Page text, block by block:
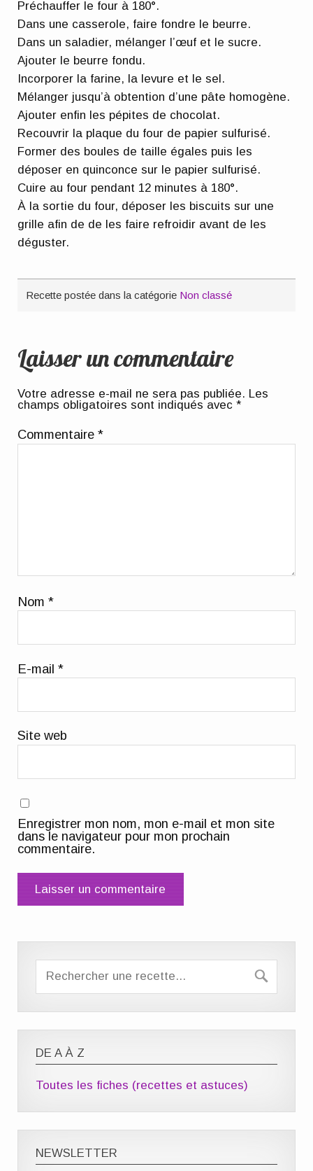
Préchauffer le four à 180°.
Dans une casserole, faire fondre le beurre.
Dans un saladier, mélanger l’œuf et le sucre.
Ajouter le beurre fondu.
Incorporer la farine, la levure et le sel.
Mélanger jusqu’à obtention d’une pâte homogène.
Ajouter enfin les pépites de chocolat.
Recouvrir la plaque du four de papier sulfurisé.
Former des boules de taille égales puis les
déposer en quinconce sur le papier sulfurisé.
Cuire au four pendant 12 minutes à 180°.
À la sortie du four, déposer les biscuits sur une
grille afin de de les faire refroidir avant de les
déguster.
Recette postée dans la catégorie Non classé
Laisser un commentaire
Votre adresse e-mail ne sera pas publiée. Les
champs obligatoires sont indiqués avec*
Commentaire*
Nom*
E-mail*
Site web
Enregistrer mon nom, mon e-mail et mon site
dans le navigateur pour mon prochain
commentaire.
DE A À Z
Toutes les fiches (recettes et astuces)
NEWSLETTER